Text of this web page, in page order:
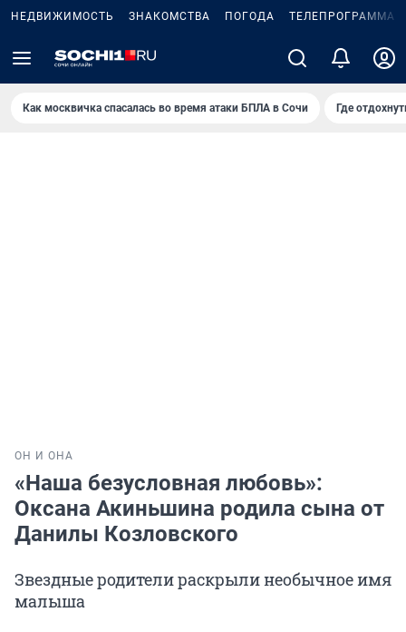
НЕДВИЖИМОСТЬ ЗНАКОМСТВА ПОГОДА ТЕЛЕПРОГРАММА
Как москвичка спасалась во время атаки БПЛА в Сочи Где
ОН И ОНА
«Наша безусловная любовь»:
Оксана Акиньшина родила сына от
Данилы Козловского
Звездные родители раскрыли необычное имя
малыша